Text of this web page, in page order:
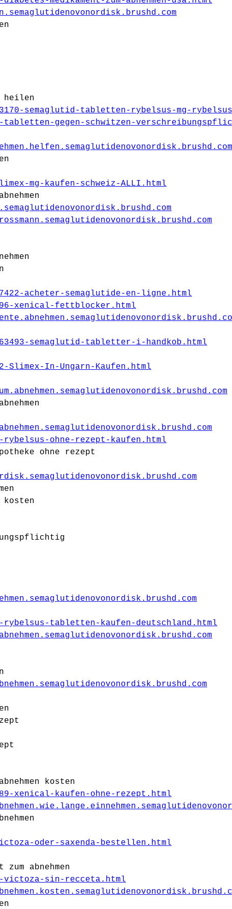
heilen
semaglutid-tabletten-rybelsus-mg-
gegen-schwitzen-
mg-kaufen-schweiz-ALLI.html
acheter-semaglutide-en-ligne.html
xenical-fettblocker.html
semaglutid-tabletter-i-handkob.html
In-Ungarn-Kaufen.html
ohne-rezept-kaufen.html
ohne rezept
kosten
tabletten-kaufen-deutschland.html
kosten
xenical-kaufen-ohne-rezept.html
oder-saxenda-bestellen.html
abnehmen
sin-recceta.html